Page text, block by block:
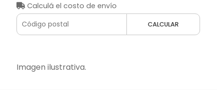
Calculá el costo de envío
CALCULAR
Imagen ilustrativa.